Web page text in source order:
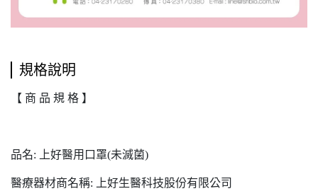
規格說明
【 商 品 規 格 】
品名: 上好醫用口罩(未滅菌)
醫療器材商名稱: 上好生醫科技股份有限公司